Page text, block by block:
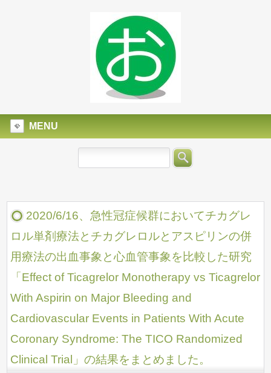
MENU
2020/6/16、急性冠症候群においてチカグレ
ロル単剤療法とチカグレロルとアスピリンの併
用療法の出血事象と心血管事象を比較した研究
「Effect of Ticagrelor Monotherapy vs Ticagrelor
With Aspirin on Major Bleeding and
Cardiovascular Events in Patients With Acute
Coronary Syndrome: The TICO Randomized
Clinical Trial」の結果をまとめました。